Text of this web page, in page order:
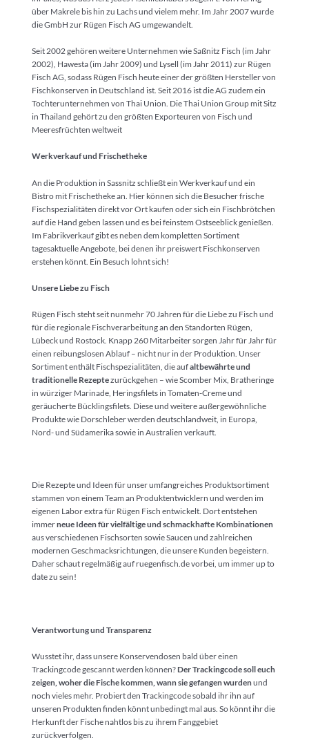
über Makrele bis hin zu Lachs und vielem mehr. Im Jahr 2007 wurde
die GmbH zur Rügen Fisch AG umgewandelt.
Seit 2002 gehören weitere Unternehmen wie Saßnitz Fisch (im Jahr
2002), Hawesta (im Jahr 2009) und Lysell (im Jahr 2011) zur Rügen
Fisch AG, sodass Rügen Fisch heute einer der größten Hersteller von
Fischkonserven in Deutschland ist. Seit 2016 ist die AG zudem ein
Tochterunternehmen von Thai Union. Die Thai Union Group mit Sitz
in Thailand gehört zu den größten Exporteuren von Fisch und
Meeresfrüchten weltweit
Werkverkauf und Frischetheke
An die Produktion in Sassnitz schließt ein Werkverkauf und ein
Bistro mit Frischetheke an. Hier können sich die Besucher frische
Fischspezialitäten direkt vor Ort kaufen oder sich ein Fischbrötchen
auf die Hand geben lassen und es bei feinstem Ostseeblick genießen.
Im Fabrikverkauf gibt es neben dem kompletten Sortiment
tagesaktuelle Angebote, bei denen ihr preiswert Fischkonserven
erstehen könnt. Ein Besuch lohnt sich!
Unsere Liebe zu Fisch
Rügen Fisch steht seit nunmehr 70 Jahren für die Liebe zu Fisch und
für die regionale Fischverarbeitung an den Standorten Rügen,
Lübeck und Rostock. Knapp 260 Mitarbeiter sorgen Jahr für Jahr für
einen reibungslosen Ablauf – nicht nur in der Produktion. Unser
Sortiment enthält Fischspezialitäten, die aufaltbewährte und
traditionelle Rezeptezurückgehen – wie Scomber Mix, Bratheringe
in würziger Marinade, Heringsfilets in Tomaten-Creme und
geräucherte Bücklingsfilets. Diese und weitere außergewöhnliche
Produkte wie Dorschleber werden deutschlandweit, in Europa,
Nord- und Südamerika sowie in Australien verkauft.
Die Rezepte und Ideen für unser umfangreiches Produktsortiment
stammen von einem Team an Produktentwicklern und werden im
eigenen Labor extra für Rügen Fisch entwickelt. Dort entstehen
immerneue Ideen für vielfältige und schmackhafte Kombinationen
aus verschiedenen Fischsorten sowie Saucen und zahlreichen
modernen Geschmacksrichtungen, die unsere Kunden begeistern.
Daher schaut regelmäßig auf ruegenfisch.de vorbei, um immer up to
date zu sein!
Verantwortung und Transparenz
Wusstet ihr, dass unsere Konservendosen bald über einen
Trackingcode gescannt werden können? Der Trackingcode soll euch
zeigen, woher die Fische kommen, wann sie gefangen wurdenund
noch vieles mehr. Probiert den Trackingcode sobald ihr ihn auf
unseren Produkten finden könnt unbedingt mal aus. So könnt ihr die
Herkunft der Fische nahtlos bis zu ihrem Fanggebiet
zurückverfolgen.